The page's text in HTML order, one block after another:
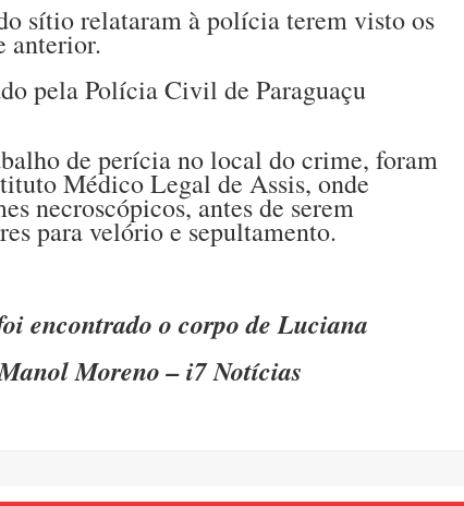
sítio relataram à polícia terem visto os
anterior.
pela Polícia Civil de Paraguaçu
de perícia no local do crime, foram
Médico Legal de Assis, onde
necroscópicos, antes de serem
para velório e sepultamento.
encontrado o corpo de Luciana
Moreno – i7 Notícias